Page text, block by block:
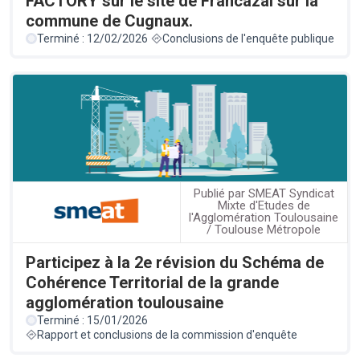
commune de Cugnaux.
Terminé : 12/02/2026 Conclusions de l'enquête publique
Publié par SMEAT Syndicat
Mixte d'Etudes de
l'Agglomération Toulousaine
/ Toulouse Métropole
Participez à la 2e révision du Schéma de
Cohérence Territorial de la grande
agglomération toulousaine
Terminé : 15/01/2026
Rapport et conclusions de la commission d'enquête